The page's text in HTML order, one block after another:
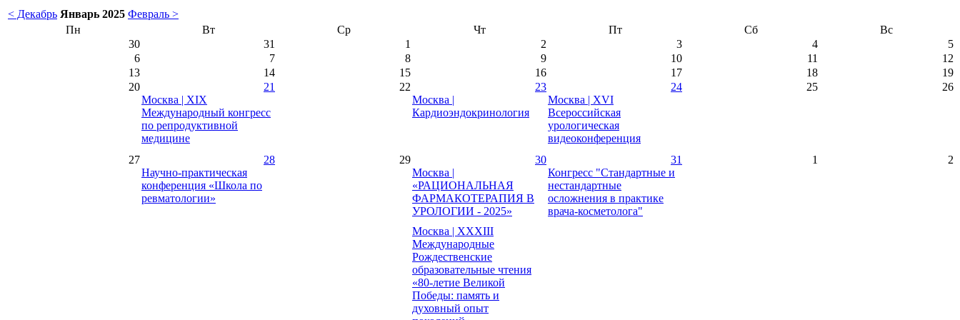
< Декабрь Январь 2025 Февраль >
Пн
Вт Ср Чт Пт Сб
Вс
30
31 1 2 3 4
5
6
7 8 9 10 11
12
13
14 15 16 17 18
19
20
21
Москва | XIX
Международный конгресс
по репродуктивной
медицине
22
23
Москва |
Кардиоэндокринология
24
Москва | XVI
Всероссийская
урологическая
видеоконференция
25 26
27
28
Научно-практическая
конференция «Школа по
ревматологии»
29
30
Москва |
«РАЦИОНАЛЬНАЯ
ФАРМАКОТЕРАПИЯ В
УРОЛОГИИ - 2025»
Москва | XXХIII
Международные
Рождественские
образовательные чтения
«80-летие Великой
Победы: память и
духовный опыт
31
Конгресс "Стандартные и
нестандартные
осложнения в практике
врача-косметолога"
1 2